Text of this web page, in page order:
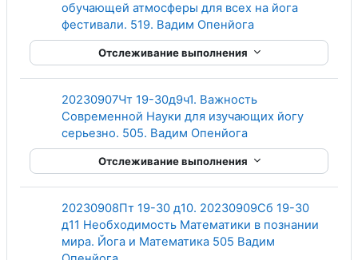
обучающей атмосферы для всех на йога
фестивали. 519. Вадим ОпенйогаГиперссылка
Отслеживание выполнения
20230907Чт 19-30д9ч1. Важность
Современной Науки для изучающих йогу
серьезно. 505. Вадим ОпенйогаГиперссылка
Отслеживание выполнения
20230908Пт 19-30 д10. 20230909Сб 19-30
д11 Необходимость Математики в познании
мира. Йога и Математика 505 Вадим